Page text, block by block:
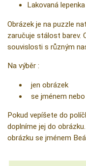
Lakovaná lepenka
Obrázek je na puzzle
zaručuje stálost barev.
souvislosti s různým
Na výběr :
jen obrázek
se jménem
Pokud vepíšete do
doplníme jej do
obrázku se jménem